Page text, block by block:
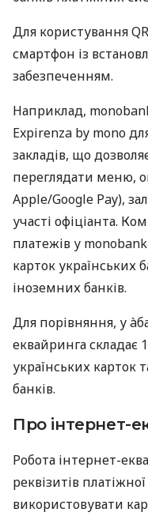
Для користування
смартфон із
забезпеченням.
Наприклад,
Expirenza by mono
закладів, що
переглядати меню,
Apple/Google Pay),
участі офіціанта.
платежів у
карток українських
іноземних банків.
Для порівняння, у
еквайринга складає
українських карток
банків.
Про інтернет-
Робота інтернет-
реквізитів
використовувати